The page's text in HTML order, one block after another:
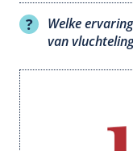
Welke
van